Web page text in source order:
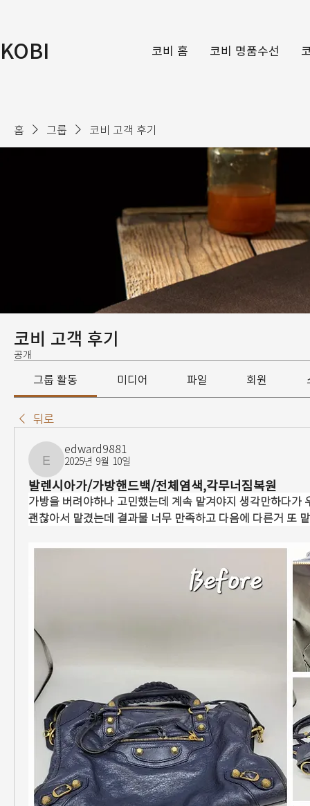
KOBI 코비 홈 코비 명품수선
홈 그룹 코비 고객 후기
코비 고객 후기
공개
그룹 활동 미디어 파일 회원
뒤로
edward9881
edward9881
2025년 9월 10일
발렌시아가/가방핸드백/전체염색,각무너짐복원
가방을 버려야하나 고민했는데 계속 맡겨야지 생각만하다가
괜찮아서 맡겼는데 결과물 너무 만족하고 다음에 다른거 또